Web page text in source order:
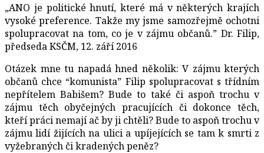
„ANO je politické hnutí, které má v některých krajích
vysoké preference. Takže my jsme samozřejmě ochotni
spolupracovat na tom, co je v zájmu občanů.” Dr. Filip,
předseda KSČM, 12. září 2016
Otázek mne tu napadá hned několik: V zájmu kterých
občanů chce “komunista” Filip spolupracovat s třídním
nepřítelem Babišem? Bude to také či aspoň trochu v
zájmu těch obyčejných pracujících či dokonce těch,
kteří práci nemají ač by ji chtěli? Bude to aspoň trochu v
zájmu lidí žijících na ulici a upíjejících se tam k smrti z
vyžebraných či kradených peněz?